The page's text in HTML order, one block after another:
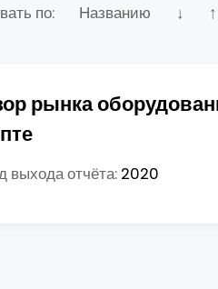
по: Названию ↓ ↑
рынка
выхода отчёта: 2020